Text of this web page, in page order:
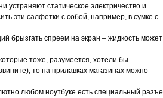
устраняют статическое электричество и
эти салфетки с собой, например, в сумке с
брызгать спреем на экран – жидкость может
тоже, разумеется, хотели бы
то на прилавках магазинах можно
любом ноутбуке есть специальный